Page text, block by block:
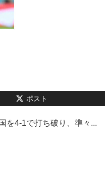
ポスト
を4-1で打ち破り、準々...